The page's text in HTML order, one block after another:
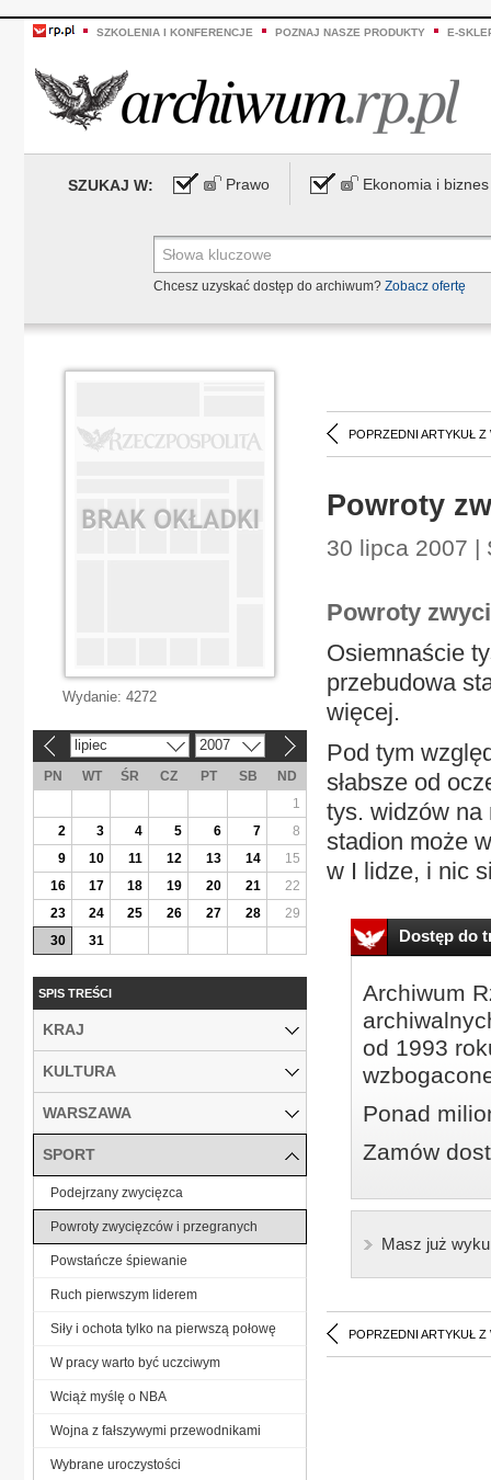
SZKOLENIA I KONFERENCJE POZNAJ NASZE PRODUKTY E-
SZUKAJ W: Prawo Ekonomia i biznes
Chcesz uzyskać dostęp do archiwum? Zobacz ofertę
POPRZEDNI ARTYKUŁ Z
Powroty
30 lipca 2007 |
Powroty
Osiemnaście
przebudowa
więcej.
Pod tym
słabsze od
tys. widzów na
stadion może
w I lidze, i nic
Dostęp do
Archiwum
od 1993
Ponad
Zamów
Masz już
POPRZEDNI ARTYKUŁ Z
Wydanie: 4272
lipiec 2007
PN WT ŚR CZ PT SB
ND
1
2
3 4 5 6 7
8
9
10 11 12 13 14
15
16
17 18 19 20 21
22
23
24 25 26 27 28
29
30
31
SPIS TREŚCI
KRAJ
KULTURA
WARSZAWA
SPORT
Podejrzany zwycięzca
Powroty zwycięzców i przegranych
Powstańcze śpiewanie
Ruch pierwszym liderem
Siły i ochota tylko na pierwszą połowę
W pracy warto być uczciwym
Wciąż myślę o NBA
Wojna z fałszywymi przewodnikami
Wybrane uroczystości